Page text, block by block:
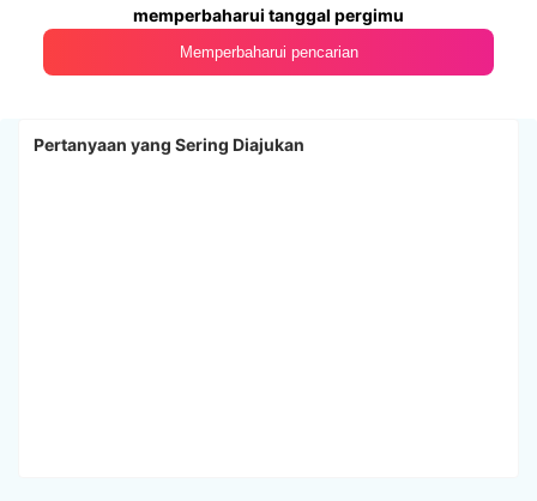
memperbaharui tanggal pergimu
Memperbaharui pencarian
Pertanyaan yang Sering Diajukan